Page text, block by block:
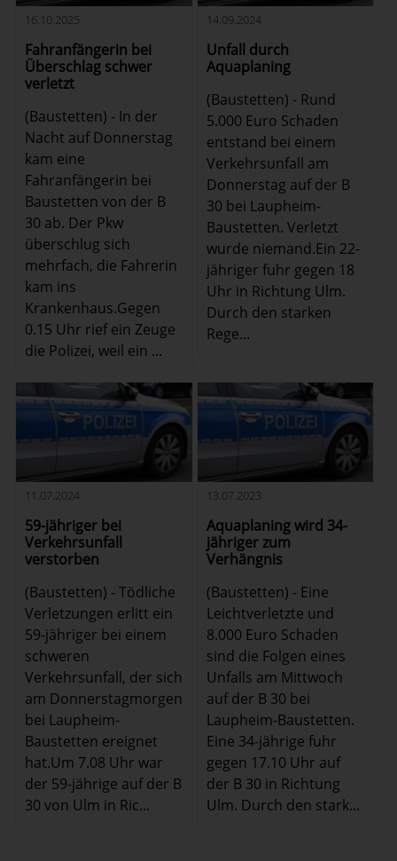
16.10.2025
Fahranfängerin bei
Überschlag schwer
verletzt
(Baustetten) - In der
Nacht auf Donnerstag
kam eine
Fahranfängerin bei
Baustetten von der B
30 ab. Der Pkw
überschlug sich
mehrfach, die Fahrerin
kam ins
Krankenhaus.Gegen
0.15 Uhr rief ein Zeuge
die Polizei, weil ein ...
14.09.2024
Unfall durch
Aquaplaning
(Baustetten) - Rund
5.000 Euro Schaden
entstand bei einem
Verkehrsunfall am
Donnerstag auf der B
30 bei Laupheim-
Baustetten. Verletzt
wurde niemand.Ein 22-
jähriger fuhr gegen 18
Uhr in Richtung Ulm.
Durch den starken
Rege...
11.07.2024
59-jähriger bei
Verkehrsunfall
verstorben
(Baustetten) - Tödliche
Verletzungen erlitt ein
59-jähriger bei einem
schweren
Verkehrsunfall, der sich
am Donnerstagmorgen
bei Laupheim-
Baustetten ereignet
hat.Um 7.08 Uhr war
der 59-jährige auf der B
30 von Ulm in Ric...
13.07.2023
Aquaplaning wird 34-
jähriger zum
Verhängnis
(Baustetten) - Eine
Leichtverletzte und
8.000 Euro Schaden
sind die Folgen eines
Unfalls am Mittwoch
auf der B 30 bei
Laupheim-Baustetten.
Eine 34-jährige fuhr
gegen 17.10 Uhr auf
der B 30 in Richtung
Ulm. Durch den stark...